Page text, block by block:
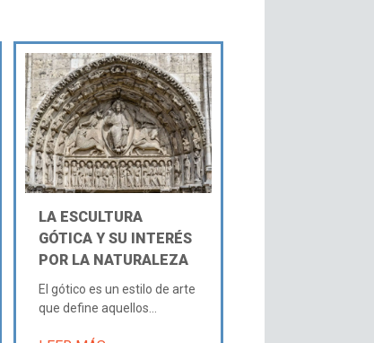
LA ESCULTURA
GÓTICA Y SU INTERÉS
POR LA NATURALEZA
El gótico es un estilo de arte
que define aquellos...